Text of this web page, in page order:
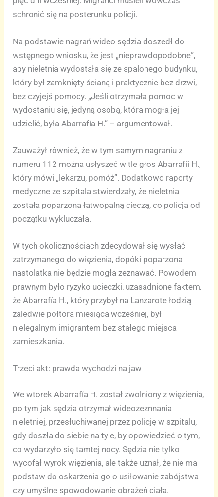
schronić się na posterunku policji.
Na podstawie nagrań wideo sędzia doszedł do
wstępnego wniosku, że jest „nieprawdopodobne”,
aby nieletnia wydostała się ze spalonego budynku,
który był zamknięty ścianą i praktycznie bez drzwi,
bez czyjejś pomocy. „Jeśli otrzymała pomoc w
wydostaniu się, jedyną osobą, która mogła jej
udzielić, była Abarrafía H.” – argumentował.
Zauważył również, że w tym samym nagraniu z
numeru 112 można usłyszeć w tle głos Abarrafíi H.,
który mówi „lekarzu, pomóż”. Dodatkowo raporty
medyczne ze szpitala stwierdzały, że nieletnia
została poparzona łatwopalną cieczą, co policja od
początku wykluczała.
W tych okolicznościach zdecydował się wysłać
zatrzymanego do więzienia, dopóki poparzona
nastolatka nie będzie mogła zeznawać. Powodem
prawnym było ryzyko ucieczki, uzasadnione faktem,
że Abarrafía H., który przybył na Lanzarote łodzią
zaledwie półtora miesiąca wcześniej, był
nielegalnym imigrantem bez stałego miejsca
zamieszkania.
Trzeci akt: prawda wychodzi na jaw
We wtorek Abarrafía H. został zwolniony z więzienia,
po tym jak sędzia otrzymał wideozeznnania
nieletniej, przesłuchiwanej przez policję w szpitalu,
gdy doszła do siebie na tyle, by opowiedzieć o tym,
co wydarzyło się tamtej nocy. Sędzia nie tylko
wycofał wyrok więzienia, ale także uznał, że nie ma
podstaw do oskarżenia go o usiłowanie zabójstwa
czy umyślne spowodowanie obrażeń ciała.